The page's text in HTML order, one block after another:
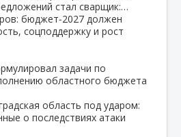
стал сварщик:…
бюджет‑2027 должен
соцподдержку и рост
задачи по
областного бюджета
область под ударом:
о последствиях атаки